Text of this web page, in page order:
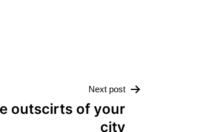
Next post
outscirts of your
city